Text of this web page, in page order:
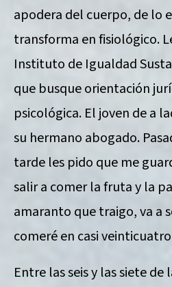
apodera del cuerpo, de lo
transforma en fisiológico.
Instituto de Igualdad
que busque orientación
psicológica. El joven de a
su hermano abogado.
tarde les pido que me
salir a comer la fruta y la
amaranto que traigo, va a
comeré en casi
Entre las seis y las siete